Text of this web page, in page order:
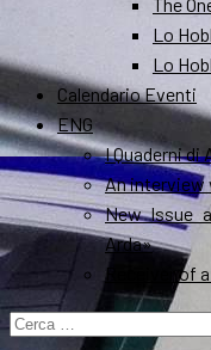
Lo
Lo
Calendario Eventi
ENG
I Quaderni di
An interview
New Issue
Arda»
Receiver of
Ricerca